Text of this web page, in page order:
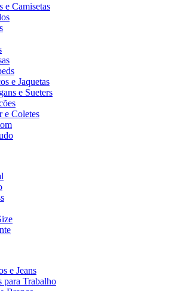
e Camisetas
e Jaquetas
e Sueters
e Coletes
e Jeans
para Trabalho